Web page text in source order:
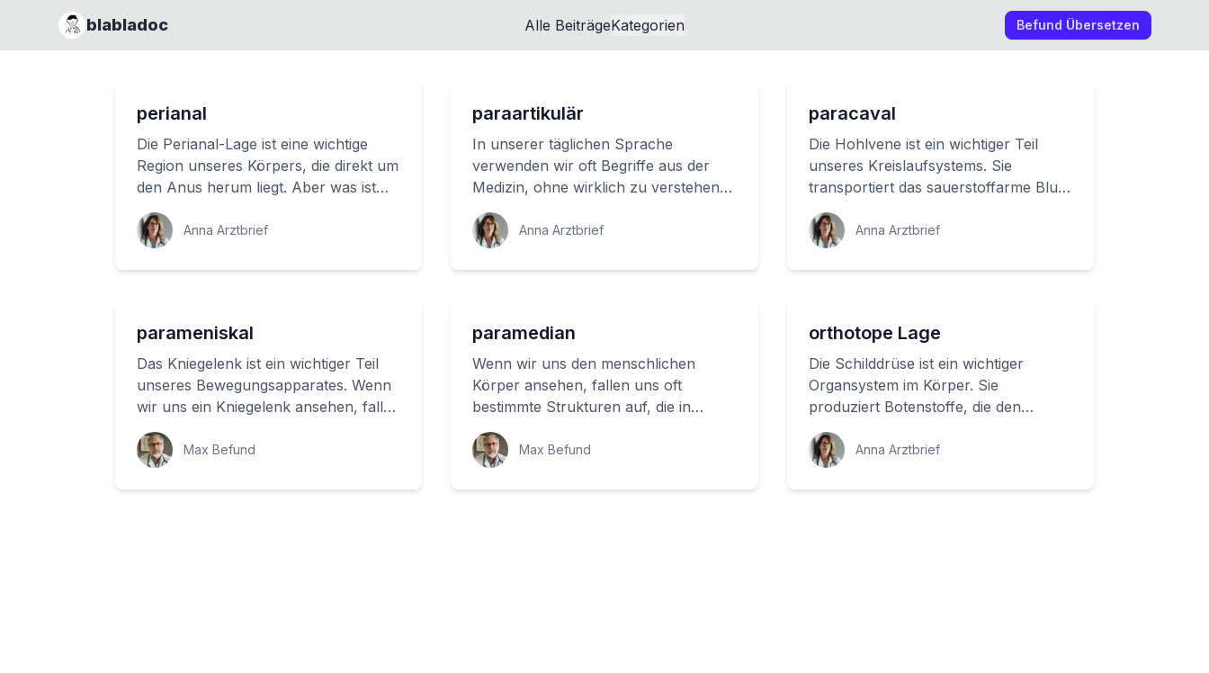
blabladoc Alle BeiträgeKategorien Befund Übersetzen
perianal
Die Perianal-Lage ist eine wichtige
Region unseres Körpers, die direkt um
den Anus herum liegt. Aber was ist
eigentlich der Anus? Und warum ist es
wic...
Anna Arztbrief
paraartikulär
In unserer täglichen Sprache
verwenden wir oft Begriffe aus der
Medizin, ohne wirklich zu verstehen,
was dahintersteht. Ein solcher Begriff
ist 'paraa...Anna Arztbrief
paracaval
Die Hohlvene ist ein wichtiger Teil
unseres Kreislaufsystems. Sie
transportiert das sauerstoffarme Blut
aus unserem Körper in Richtung Herz
und ermögl...Anna Arztbrief
parameniskal
Das Kniegelenk ist ein wichtiger Teil
unseres Bewegungsapparates. Wenn
wir uns ein Kniegelenk ansehen, fallen
uns zwei dünne, weiße Scheiben auf -
die...
Max Befund
paramedian
Wenn wir uns den menschlichen
Körper ansehen, fallen uns oft
bestimmte Strukturen auf, die in
Bezug zur Mittel-Linie positioniert sind.
Aber was bedeu...
Max Befund
orthotope Lage
Die Schilddrüse ist ein wichtiger
Organsystem im Körper. Sie
produziert Botenstoffe, die den
Stoffwechsel regulieren und für die
Gesundheit unserer Kn...
Anna Arztbrief